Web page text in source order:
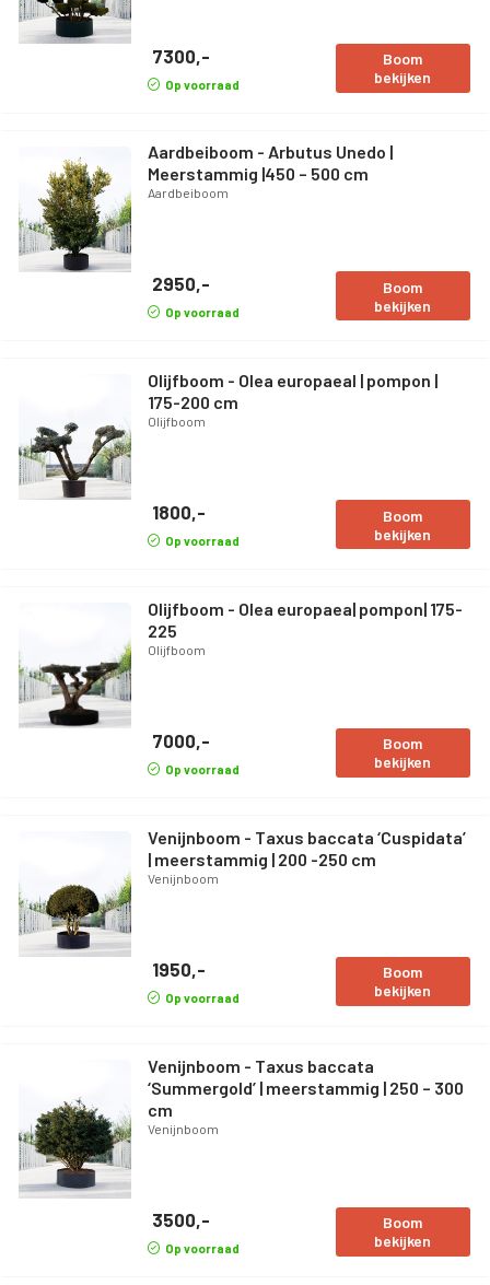
7300,-
Op voorraad
Boom
bekijken
Aardbeiboom - Arbutus Unedo |
Meerstammig |450 – 500 cm
Aardbeiboom
2950,-
Op voorraad
Boom
bekijken
Olijfboom - Olea europaeal | pompon |
175-200 cm
Olijfboom
1800,-
Op voorraad
Boom
bekijken
Olijfboom - Olea europaea| pompon| 175-
225
Olijfboom
7000,-
Op voorraad
Boom
bekijken
Venijnboom - Taxus baccata ‘Cuspidata’
| meerstammig | 200 -250 cm
Venijnboom
1950,-
Op voorraad
Boom
bekijken
Venijnboom - Taxus baccata
‘Summergold’ | meerstammig | 250 – 300
cm
Venijnboom
3500,-
Op voorraad
Boom
bekijken